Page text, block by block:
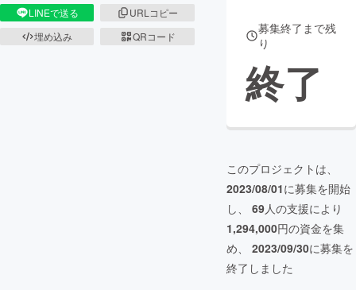
LINEで送る
URLコピー
埋め込み
QRコード
募集終了まで残
り
終了
このプロジェクトは、
2023/08/01に募集を開始
し、 69人の支援により
1,294,000円の資金を集
め、 2023/09/30に募集を
終了しました